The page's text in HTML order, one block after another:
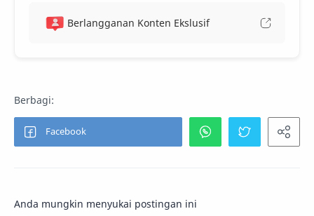
Berlangganan Konten Ekslusif
Anda mungkin menyukai postingan ini